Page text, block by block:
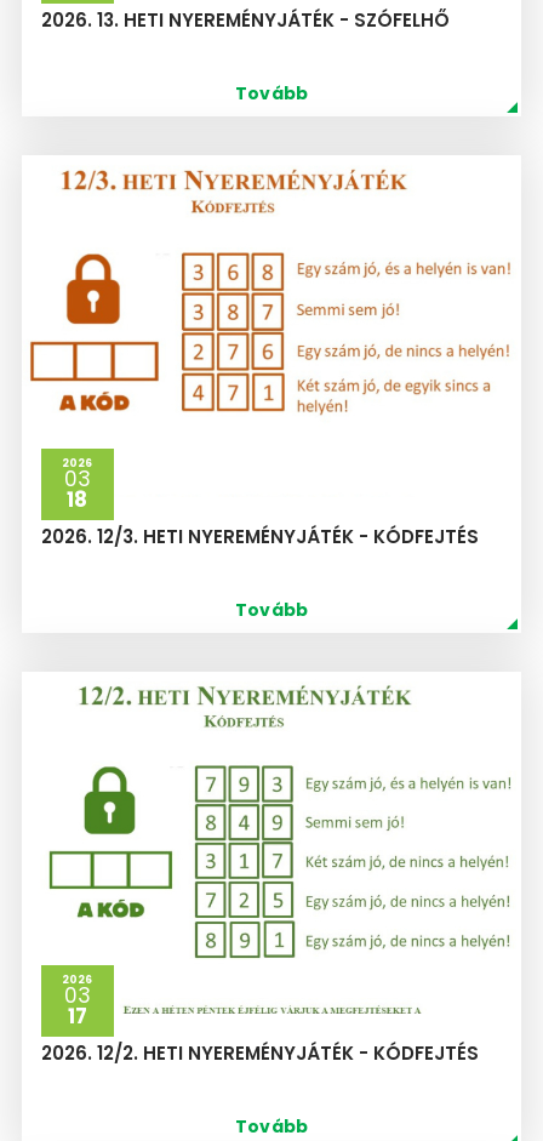
2026. 13. HETI NYEREMÉNYJÁTÉK - SZÓFELHŐ
Tovább
2026
03
18
2026. 12/3. HETI NYEREMÉNYJÁTÉK - KÓDFEJTÉS
Tovább
2026
03
17
2026. 12/2. HETI NYEREMÉNYJÁTÉK - KÓDFEJTÉS
Tovább